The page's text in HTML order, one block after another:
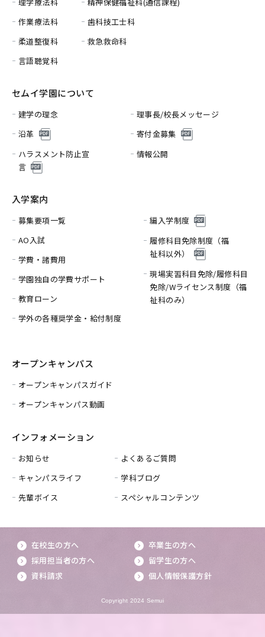
作業療法科
柔道整復科
言語聴覚科
歯科技工士科
救急救命科
セムイ学園について
建学の理念
理事長/校長メッセージ
沿革
寄付金募集
ハラスメント防止宣
言
情報公開
入学案内
募集要項一覧
AO入試
学費・諸費用
学園独自の学費サポート
教育ローン
学外の各種奨学金・給付制度
編入学制度
履修科目免除制度（福
祉科以外）
現場実習科目免除/履修科目
免除/Wライセンス制度（福
祉科のみ）
オープンキャンパス
オープンキャンパスガイド
オープンキャンパス動画
インフォメーション
お知らせ
キャンパスライフ
先輩ボイス
よくあるご質問
学科ブログ
スペシャルコンテンツ
在校生の方へ
卒業生の方へ
採用担当者の方へ
留学生の方へ
資料請求
個人情報保護方針
Copyright 2024 Semui